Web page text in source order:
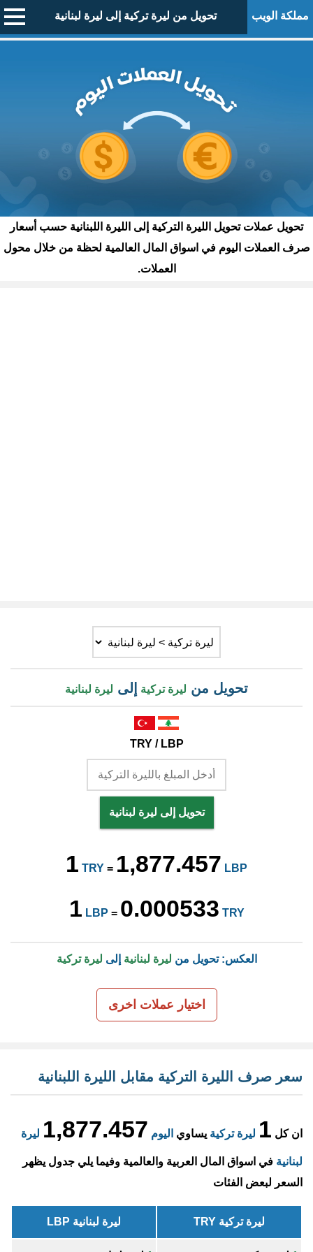
مملكة الويب تحويل من ليرة تركية إلى ليرة لبنانية
تحويل عملات تحويل الليرة التركية إلى الليرة اللبنانية حسب أسعار
صرف العملات اليوم في اسواق المال العالمية لحظة من خلال محول
العملات.
تحويل من ليرة تركية إلى ليرة لبنانية
TRY / LBP
تحويل إلى ليرة لبنانية
1 TRY = 1,877.457 LBP
1 LBP = 0.000533 TRY
العكس: تحويل من ليرة لبنانية إلى ليرة تركية
اختيار عملات اخرى
سعر صرف الليرة التركية مقابل الليرة اللبنانية
ان كل 1 ليرة تركية يساوي اليوم 1,877.457 ليرة
لبنانية في اسواق المال العربية والعالمية وفيما يلي جدول يظهر
السعر لبعض الفئات
ليرة تركية TRY ليرة لبنانية LBP